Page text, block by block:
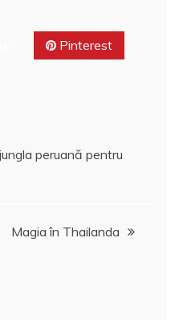
Pinterest
peruană pentru
Magia în Thailanda